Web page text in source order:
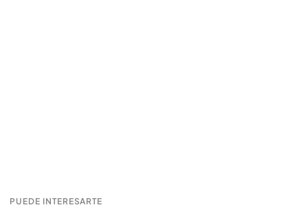
PUEDE INTERESARTE